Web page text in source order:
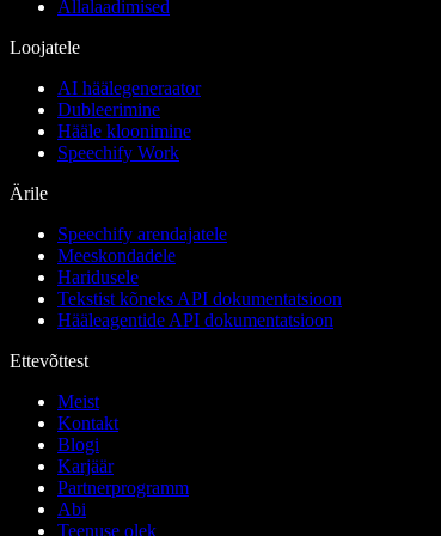
Allalaadimised
Loojatele
AI häälegeneraator
Dubleerimine
Hääle kloonimine
Speechify Work
Ärile
Speechify arendajatele
Meeskondadele
Haridusele
Tekstist kõneks API dokumentatsioon
Hääleagentide API dokumentatsioon
Ettevõttest
Meist
Kontakt
Blogi
Karjäär
Partnerprogramm
Abi
Teenuse olek